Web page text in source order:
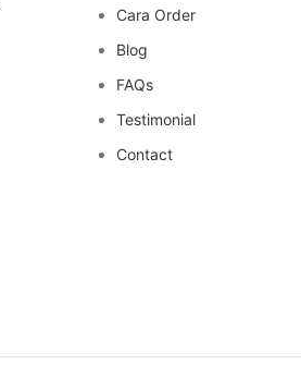
Cara Order
Blog
FAQs
Testimonial
Contact